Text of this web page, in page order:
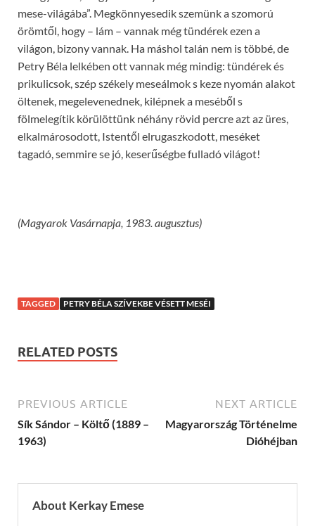
mese-világába”. Megkönnyesedik szemünk a szomorú
örömtől, hogy – lám – vannak még tündérek ezen a
világon, bizony vannak. Ha máshol talán nem is többé, de
Petry Béla lelkében ott vannak még mindig: tündérek és
prikulicsok, szép székely meseálmok s keze nyomán alakot
öltenek, megelevenednek, kilépnek a meséből s
fölmelegítik körülöttünk néhány rövid percre azt az üres,
elkalmárosodott, Istentől elrugaszkodott, meséket
tagadó, semmire se jó, keserűségbe fulladó világot!
(Magyarok Vasárnapja, 1983. augusztus)
TAGGED PETRY BÉLA SZÍVEKBE VÉSETT MESÉI
RELATED POSTS
PREVIOUS ARTICLE
Sík Sándor – Költő (1889 –
1963)
NEXT ARTICLE
Magyarország Történelme
Dióhéjban
About Kerkay Emese